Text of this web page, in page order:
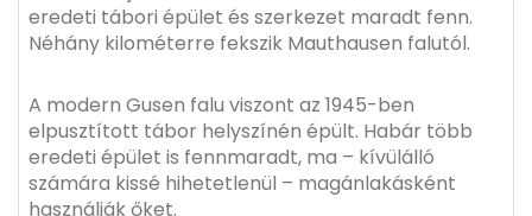
eredeti tábori épület és szerkezet maradt fenn.
Néhány kilométerre fekszik Mauthausen falutól.
A modern Gusen falu viszont az 1945-ben
elpusztított tábor helyszínén épült. Habár több
eredeti épület is fennmaradt, ma – kívülálló
számára kissé hihetetlenül – magánlakásként
használják őket.